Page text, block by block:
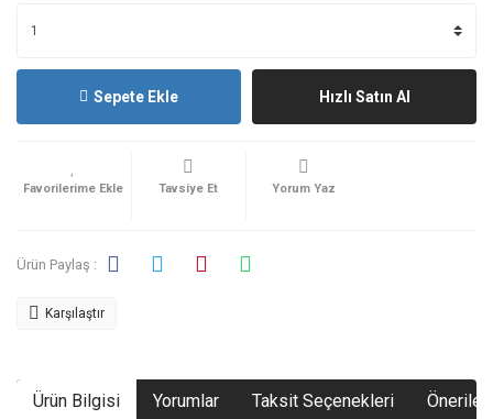
Sepete Ekle Hızlı Satın Al
Tavsiye Et Yorum Yaz
Ürün Paylaş :
Karşılaştır
Ürün Bilgisi Yorumlar Taksit Seçenekleri